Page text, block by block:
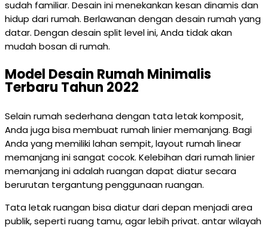
sudah familiar. Desain ini menekankan kesan dinamis dan
hidup dari rumah. Berlawanan dengan desain rumah yang
datar. Dengan desain split level ini, Anda tidak akan
mudah bosan di rumah.
Model Desain Rumah Minimalis
Terbaru Tahun 2022
Selain rumah sederhana dengan tata letak komposit,
Anda juga bisa membuat rumah linier memanjang. Bagi
Anda yang memiliki lahan sempit, layout rumah linear
memanjang ini sangat cocok. Kelebihan dari rumah linier
memanjang ini adalah ruangan dapat diatur secara
berurutan tergantung penggunaan ruangan.
Tata letak ruangan bisa diatur dari depan menjadi area
publik, seperti ruang tamu, agar lebih privat. antar wilayah